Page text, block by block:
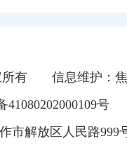
有
信息维护：
41080202000109号
市解放区人民路999